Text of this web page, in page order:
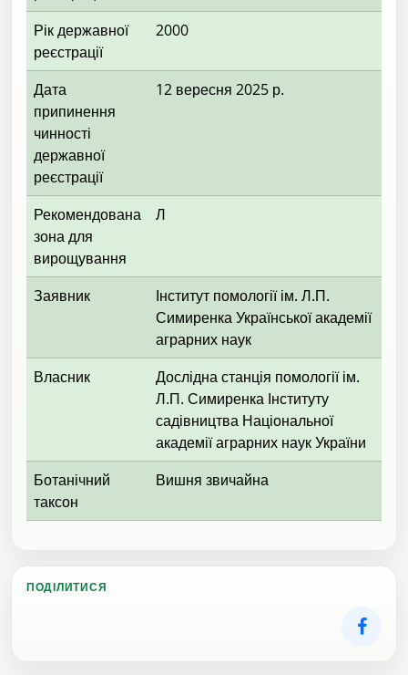
Рік державної
реєстрації
2000
Дата
припинення
чинності
державної
реєстрації
12 вересня 2025 р.
Рекомендована
зона для
вирощування
Л
Заявник
Інститут помології ім. Л.П.
Симиренка Української академії
аграрних наук
Власник
Дослідна станція помології ім.
Л.П. Симиренка Інституту
садівництва Національної
академії аграрних наук України
Ботанічний
таксон
Вишня звичайна
ПОДІЛИТИСЯ